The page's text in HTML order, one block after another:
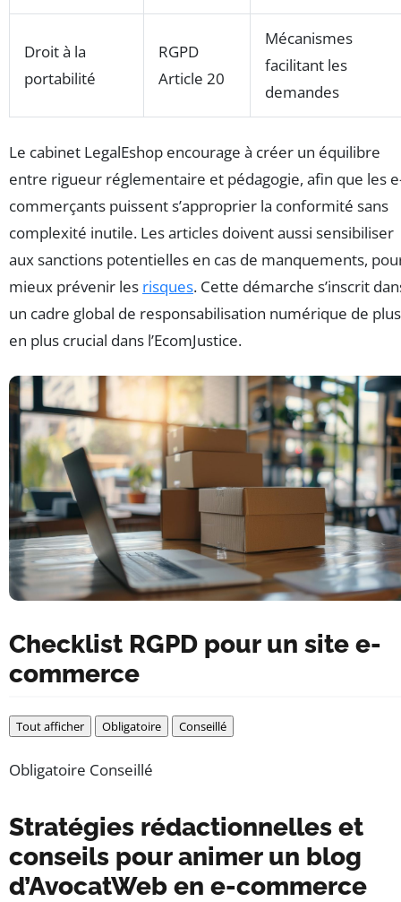
Droit à la
portabilité
RGPD
Article 20
Mécanismes
facilitant les
demandes
Le cabinet LegalEshop encourage à créer un équilibre
entre rigueur réglementaire et pédagogie, afin que les
commerçants puissent s’approprier la conformité sans
complexité inutile. Les articles doivent aussi sensibiliser
aux sanctions potentielles en cas de manquements,
mieux prévenir les risques. Cette démarche s’inscrit
un cadre global de responsabilisation numérique de plus
en plus crucial dans l’EcomJustice.
Checklist RGPD pour un site e-
commerce
Tout afficher Obligatoire Conseillé
Obligatoire Conseillé
Stratégies rédactionnelles et
conseils pour animer un blog
d’AvocatWeb en e-commerce